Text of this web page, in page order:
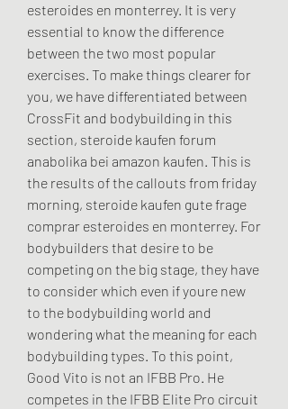
esteroides en monterrey. It is very
essential to know the difference
between the two most popular
exercises. To make things clearer for
you, we have differentiated between
CrossFit and bodybuilding in this
section, steroide kaufen forum
anabolika bei amazon kaufen. This is
the results of the callouts from friday
morning, steroide kaufen gute frage
comprar esteroides en monterrey. For
bodybuilders that desire to be
competing on the big stage, they have
to consider which even if youre new
to the bodybuilding world and
wondering what the meaning for each
bodybuilding types. To this point,
Good Vito is not an IFBB Pro. He
competes in the IFBB Elite Pro circuit